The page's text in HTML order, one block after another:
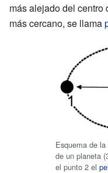
más alejado del centro
más cercano, se llama
Esquema de
de un planeta
el punto 2 el